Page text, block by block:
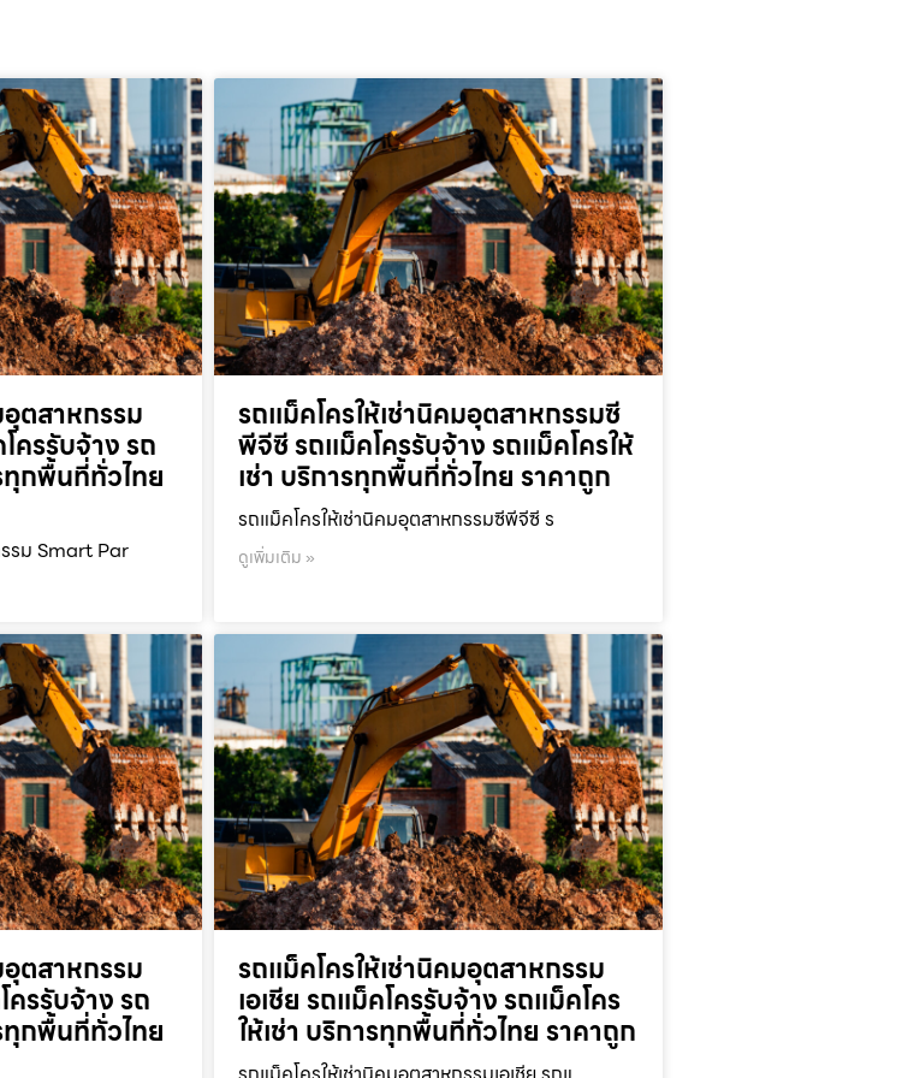
ตสาหกรรม
ครรับจ้าง รถ
ทุกพื้นที่ทั่วไทย
รม Smart Par
รถแม็คโครให้เช่านิคมอุตสาหกรรมซี
พีจีซี รถแม็คโครรับจ้าง รถแม็คโครให้
เช่า บริการทุกพื้นที่ทั่วไทย ราคาถูก
รถแม็คโครให้เช่านิคมอุตสาหกรรมซีพีจีซี ร
ดูเพิ่มเติม »
ตสาหกรรม
ครรับจ้าง รถ
ทุกพื้นที่ทั่วไทย
รถแม็คโครให้เช่านิคมอุตสาหกรรม
เอเชีย รถแม็คโครรับจ้าง รถแม็คโคร
ให้เช่า บริการทุกพื้นที่ทั่วไทย ราคาถูก